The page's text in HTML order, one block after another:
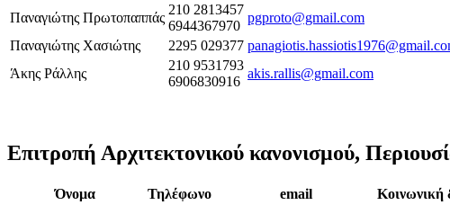
Παναγιώτης Πρωτοπαππάς
210 2813457
6944367970
pgproto@gmail.com
Παναγιώτης Χασιώτης
2295 029377
Άκης Ράλλης
210 9531793
6906830916
akis.rallis@gmail.com
Επιτροπή Αρχιτεκτονικού κανονισμού,
Όνομα Τηλέφωνο email
Κοινωνική